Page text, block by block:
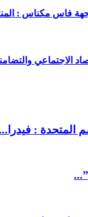
لجهة فاس مكناس :
الاجتماعي
المتحدة :